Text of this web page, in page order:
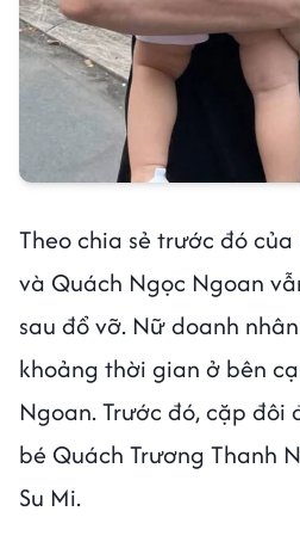
Theo chia sẻ trước đó
và Quách Ngọc Ngoan
sau đổ vỡ. Nữ doanh
khoảng thời gian ở bên
Ngoan. Trước đó, cặp đôi
bé Quách Trương Thanh
Su Mi.